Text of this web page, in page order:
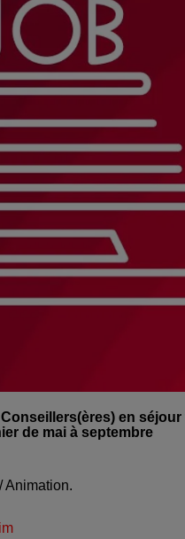
en
de mai à septembre
Animation.